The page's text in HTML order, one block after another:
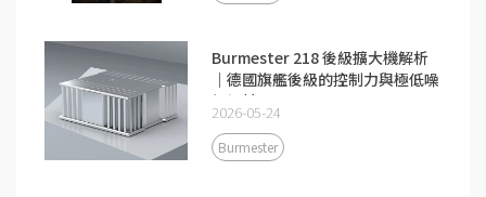
Burmester 218 後級擴大機解析
｜德國旗艦後級的控制力與極低噪
訊設計
2026-05-24
Burmester